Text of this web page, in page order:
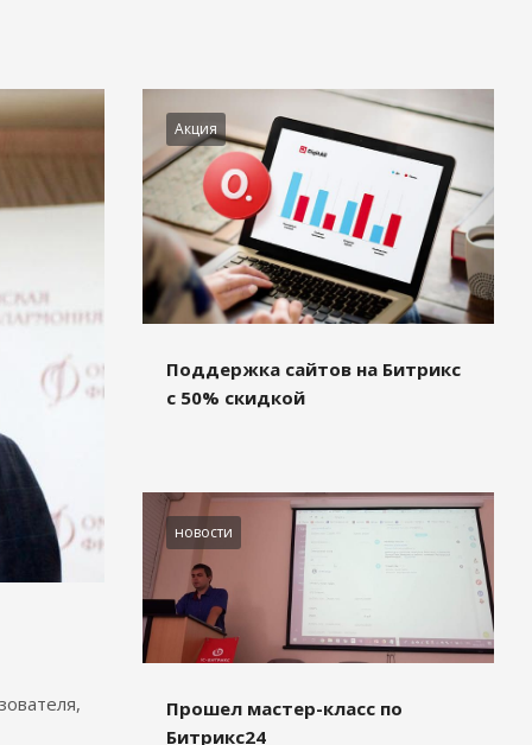
Акция
Поддержка сайтов на Битрикс
с 50% скидкой
новости
Прошел мастер-класс по
Битрикс24